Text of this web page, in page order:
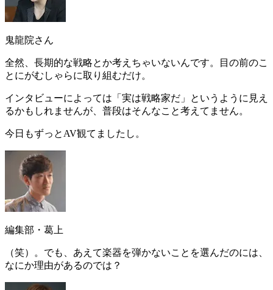
鬼龍院さん
全然、長期的な戦略とか考えちゃいないんです。目の前のこ
とにがむしゃらに取り組むだけ。
インタビューによっては 「実は戦略家だ」
というように見え
るかもしれませんが、普段はそんなこと考えてません。
今日もずっとAV観てましたし 。
編集部・葛上
（笑）。でも、あえて楽器を弾かないことを選んだのには、
なにか理由があるのでは？